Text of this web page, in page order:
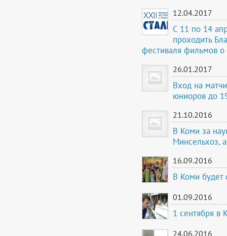
12.04.2017
С 11 по 14
проходить
фестиваля фильмов о
26.01.2017
Вход на
юниоров до
21.10.2016
В Коми за
Минсельхоз,
16.09.2016
В Коми будет
01.09.2016
1 сентября в
24.06.2016